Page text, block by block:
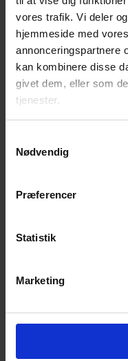
vores trafik. Vi deler
hjemmeside med
annonceringspartnere
kan kombinere disse
givet dem, eller som
tjenester.
Nødvendig
Præferencer
Statistik
Marketing
Sår /
Øjne / Ører
Diverse
Kattedør
Huler, senge,
Træning
Sikkerhed
Halsbånd og